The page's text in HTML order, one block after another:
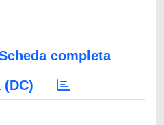
completa